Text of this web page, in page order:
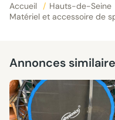
Accueil / Hauts-de-Seine
Matériel et accessoire de
Annonces